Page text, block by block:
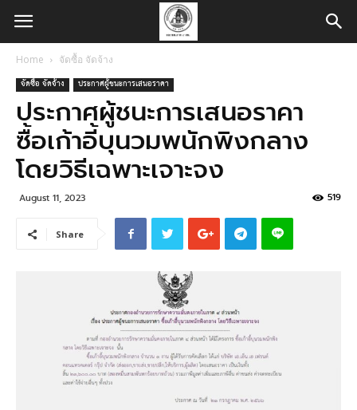
Home จัดซื้อ จัดจ้าง
จัดซื้อ จัดจ้าง ประกาศผู้ชนะการเสนอราคา
ประกาศผู้ชนะการเสนอราคา
ซื้อเก้าอี้บุนวมพนักพิงกลาง
โดยวิธีเฉพาะเจาะจง
August 11, 2023 519
Share